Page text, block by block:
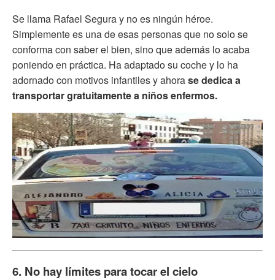
Se llama Rafael Segura y no es ningún héroe.
Simplemente es una de esas personas que no solo se
conforma con saber el bien, sino que además lo acaba
poniendo en práctica. Ha adaptado su coche y lo ha
adornado con motivos infantiles y ahorase dedica a
transportar gratuitamente a niños enfermos.
6. No hay límites para tocar el cielo